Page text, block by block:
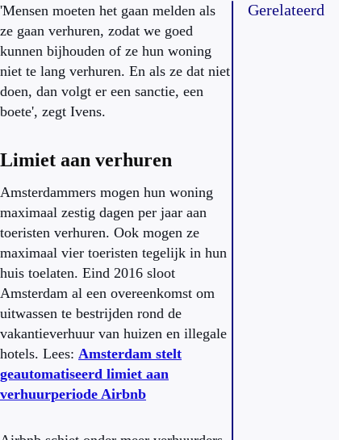
'Mensen moeten het gaan melden als
ze gaan verhuren, zodat we goed
kunnen bijhouden of ze hun woning
niet te lang verhuren. En als ze dat niet
doen, dan volgt er een sanctie, een
boete', zegt Ivens.
Limiet aan verhuren
Amsterdammers mogen hun woning
maximaal zestig dagen per jaar aan
toeristen verhuren. Ook mogen ze
maximaal vier toeristen tegelijk in hun
huis toelaten. Eind 2016 sloot
Amsterdam al een overeenkomst om
uitwassen te bestrijden rond de
vakantieverhuur van huizen en illegale
hotels. Lees: Amsterdam stelt
geautomatiseerd limiet aan
verhuurperiode Airbnb
Gerelateerd